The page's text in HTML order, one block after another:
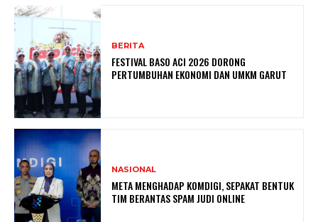
BERITA
FESTIVAL BASO ACI 2026 DORONG
PERTUMBUHAN EKONOMI DAN UMKM GARUT
NASIONAL
META MENGHADAP KOMDIGI, SEPAKAT BENTUK
TIM BERANTAS SPAM JUDI ONLINE